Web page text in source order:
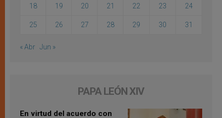
18 19 20 21 22 23 24
25 26 27 28 29 30 31
« Abr Jun »
PAPA LEÓN XIV
En virtud del acuerdo con